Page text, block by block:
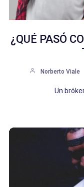
¿QUÉ PASÓ
Norberto Viale
Un